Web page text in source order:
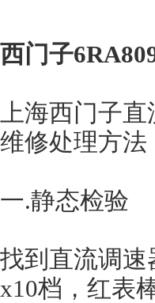
西门子
上海西门子
维修处理方法
一.静态检验
找到直流调
x10档，红表